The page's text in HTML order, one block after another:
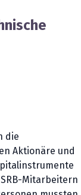
die
Aktionäre und
Mitarbeitern